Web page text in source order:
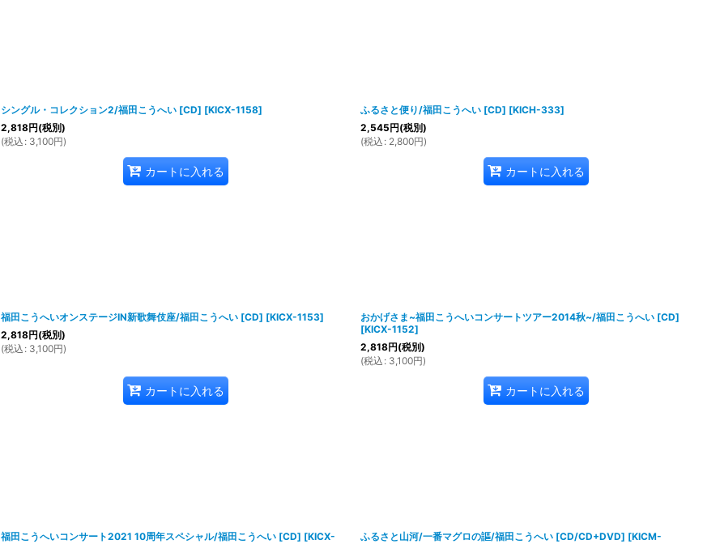
シングル・コレクション2/福田こうへい [CD] [KICX-1158]
2,818円(税別)
(税込 : 3,100円)
カートに入れる
ふるさと便り/福田こうへい [CD] [KICH-333]
2,545円(税別)
(税込 : 2,800円)
カートに入れる
福田こうへいオンステージIN新歌舞伎座/福田こうへい [CD] [KICX-1153]
2,818円(税別)
(税込 : 3,100円)
カートに入れる
おかげさま~福田こうへいコンサートツアー2014秋~/福田こうへい [CD]
[KICX-1152]
2,818円(税別)
(税込 : 3,100円)
カートに入れる
福田こうへいコンサート2021 10周年スペシャル/福田こうへい [CD] [KICX-
ふるさと山河/一番マグロの謳/福田こうへい [CD/CD+DVD] [KICM-